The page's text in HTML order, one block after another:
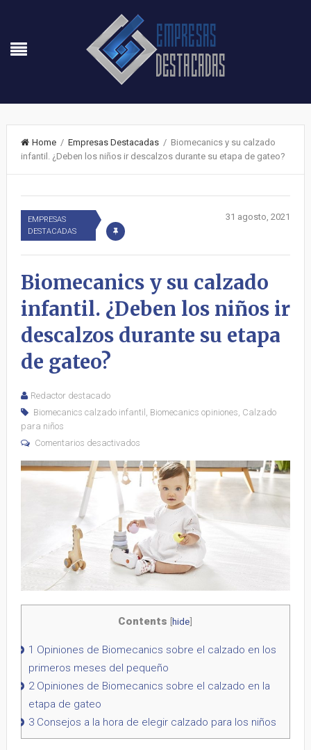
Home/ Empresas Destacadas/ Biomecanics y su calzado
infantil. ¿Deben los niños ir descalzos durante su etapa de gateo?
EMPRESAS
DESTACADAS
31 agosto, 2021
Biomecanics y su calzado
infantil. ¿Deben los niños ir
descalzos durante su etapa
de gateo?
Redactor destacado
Biomecanics calzado infantil , Biomecanics opiniones, Calzado
para niños
Comentarios desactivados
Contents [hide]
1 Opiniones de Biomecanics sobre el calzado en los
primeros meses del pequeño
2Opiniones de Biomecanics sobre el calzado en la
etapa de gateo
3Consejos a la hora de elegir calzado para los niños